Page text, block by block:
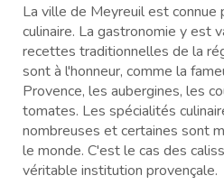
La ville de Meyreuil est connue
culinaire. La gastronomie y est
recettes traditionnelles de la
sont à l'honneur, comme la
Provence, les aubergines, les
tomates. Les spécialités
nombreuses et certaines sont
le monde. C'est le cas des
véritable institution provençale.